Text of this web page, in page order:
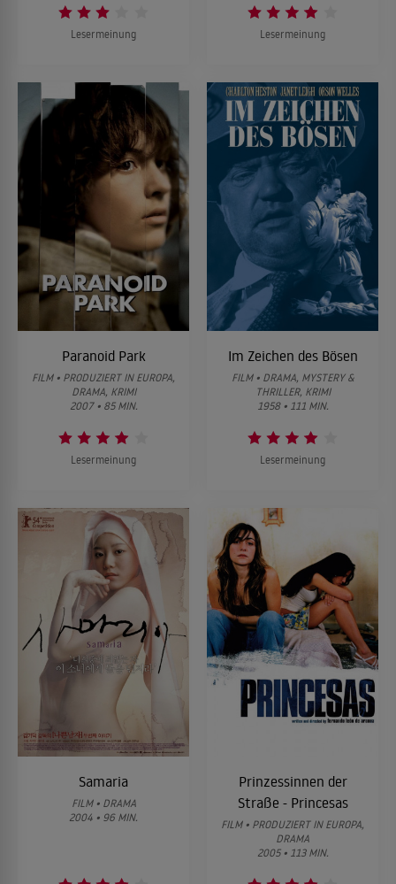
Lesermeinung Lesermeinung
Paranoid Park
FILM • PRODUZIERT IN EUROPA,
DRAMA, KRIMI
2007 • 85 MIN.
Lesermeinung
Im Zeichen des Bösen
FILM • DRAMA, MYSTERY &
THRILLER, KRIMI
1958 • 111 MIN.
Lesermeinung
Samaria
FILM • DRAMA
2004 • 96 MIN.
Prinzessinnen der
Straße - Princesas
FILM • PRODUZIERT IN EUROPA,
DRAMA
2005 • 113 MIN.